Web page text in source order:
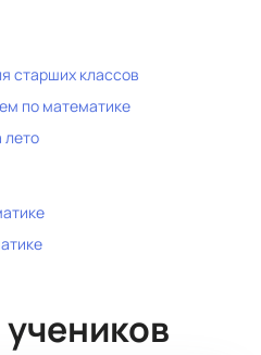
старших классов
по математике
лето